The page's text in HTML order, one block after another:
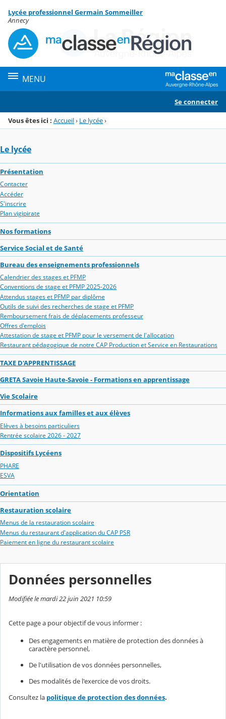
Menu de la rubrique
Contenu
Lycée professionnel Germain Sommeiller
Annecy
MENU
Se connecter
Vous êtes ici : Accueil› Le lycée›
Le lycée
Présentation
Contacter
Accéder
S'inscrire
Plan vigipirate
Nos formations
Service Social et de Santé
Bureau des enseignements professionnels
Calendrier des stages et PFMP
Conventions de stage et PFMP 2025-2026
Attendus stages et PFMP par diplôme
Outils de suivi des recherches de stage et PFMP
Remboursement frais de déplacements professeur
Offres d'emplois
Attestation de stage et PFMP pour le versement de l'allocation
Restaurant pédagogique de notre CAP Production et Service en Restaurations
TAXE D'APPRENTISSAGE
GRETA Savoie Haute-Savoie - Formations en apprentissage
Vie Scolaire
Informations aux familles et aux élèves
Elèves à besoins particuliers
Rentrée scolaire 2026 - 2027
Dispositifs Lycéens
PHARE
ESVA
Orientation
Restauration scolaire
Menus de la restauration scolaire
Menus du restaurant d'application du CAP PSR
Paiement en ligne du restaurant scolaire
Données personnelles
Modifiée le mardi 22 juin 2021 10:59
Cette page a pour objectif de vous informer :
Des engagements en matière de protection des données à
caractère personnel,
De l'utilisation de vos données personnelles,
Des modalités de l'exercice de vos droits.
Consultez la politique de protection des données.